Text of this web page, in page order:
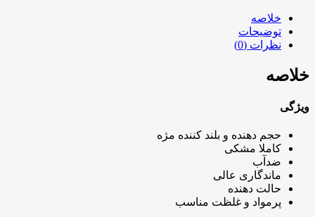
خلاصه
توضیحات
نظرات (0)
خلاصه
ویژگی
حجم دهنده و بلند کننده مژه
کاملا مشکی
ضدآب
ماندگاری عالی
حالت دهنده
پرمواد و غلظت مناسب